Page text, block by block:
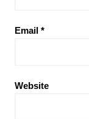
Email *
Website